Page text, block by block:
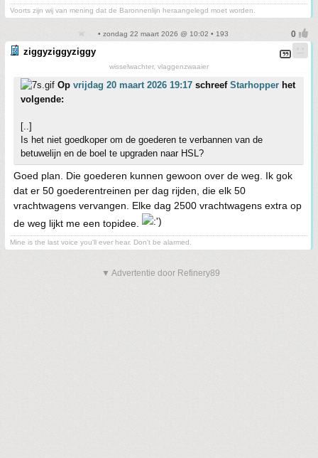
Voorts zijn wij van mening dat de Baronnenlijn heraangelegd moet worden.
• zondag 22 maart 2026 @ 10:02 • 193
ziggyziggyziggy
wisselwachter, vlaggenzwaaier
Op vrijdag 20 maart 2026 19:17 schreef Starhopper het
volgende:
[..]
Is het niet goedkoper om de goederen te verbannen van de
betuwelijn en de boel te upgraden naar HSL?
Goed plan. Die goederen kunnen gewoon over de weg. Ik gok
dat er 50 goederentreinen per dag rijden, die elk 50
vrachtwagens vervangen. Elke dag 2500 vrachtwagens extra op
de weg lijkt me een topidee.
Mine is the last voice you'll ever hear. Don't be alarmed.
▼ Advertentie door Refinery89